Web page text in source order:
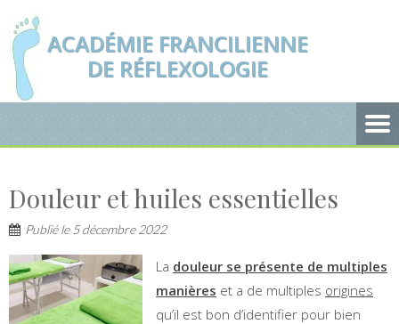
ACADÉMIE FRANCILIENNE
DE RÉFLEXOLOGIE
Douleur et huiles essentielles
Publié le 5 décembre 2022
La douleur se présente de multiples
manières et a de multiples origines
qu’il est bon d’identifier pour bien